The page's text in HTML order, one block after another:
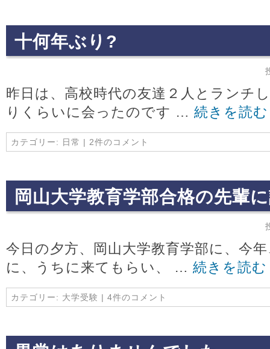
十何年ぶり?
昨日は、高校時代の友達２人とランチ
りくらいに会ったのです … 続きを読
カテゴリー: 日常 | 2件のコメント
岡山大学教育学部合格の先輩
今日の夕方、岡山大学教育学部に、今
に、うちに来てもらい、 … 続きを読
カテゴリー: 大学受験 | 4件のコメント